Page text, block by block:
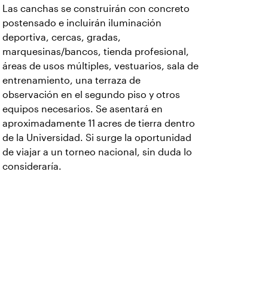
Las canchas se construirán con concreto
postensado e incluirán iluminación
deportiva, cercas, gradas,
marquesinas/bancos, tienda profesional,
áreas de usos múltiples, vestuarios, sala de
entrenamiento, una terraza de
observación en el segundo piso y otros
equipos necesarios. Se asentará en
aproximadamente 11 acres de tierra dentro
de la Universidad. Si surge la oportunidad
de viajar a un torneo nacional, sin duda lo
consideraría.